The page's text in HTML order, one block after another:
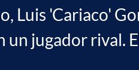
Luis 'Cariaco'
jugador rival.